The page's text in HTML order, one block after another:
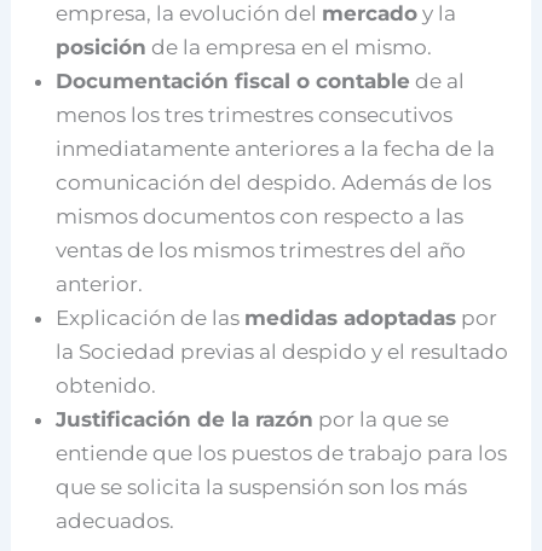
empresa, la evolución del mercado y la
posición de la empresa en el mismo.
Documentación fiscal o contable de al
menos los tres trimestres consecutivos
inmediatamente anteriores a la fecha de la
comunicación del despido. Además de los
mismos documentos con respecto a las
ventas de los mismos trimestres del año
anterior.
Explicación de las medidas adoptadas por
la Sociedad previas al despido y el resultado
obtenido.
Justificación de la razón por la que se
entiende que los puestos de trabajo para los
que se solicita la suspensión son los más
adecuados.